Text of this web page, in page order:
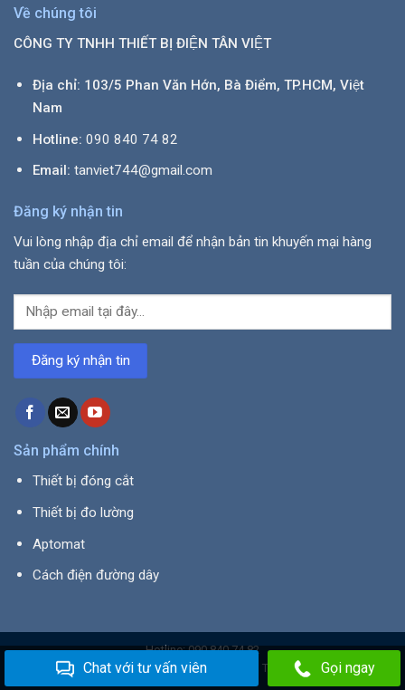
Về chúng tôi
CÔNG TY TNHH THIẾT BỊ ĐIỆN TÂN VIỆT
Địa chỉ: 103/5 Phan Văn Hớn, Bà Điểm, TP.HCM, Việt
Nam
Hotline: 090 840 74 82
Email: tanviet744@gmail.com
Đăng ký nhận tin
Vui lòng nhập địa chỉ email để nhận bản tin khuyến mại hàng
tuần của chúng tôi:
Sản phẩm chính
Thiết bị đóng cắt
Thiết bị đo lường
Aptomat
Cách điện đường dây
Hotline: 090 840 74 82
Copyright 2026 © Thiết bị điện Tân Việt
Chat với tư vấn viên Gọi ngay